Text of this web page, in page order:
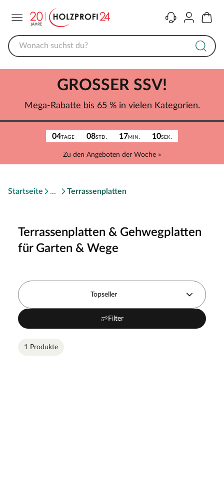
KontaktKonto
04TAGE 08STD. 17MIN. 10SEK.
Zu den Angeboten der Woche »
GROSSER SSV!
Mega-Rabatte bis 65 % in vielen Kategorien.
Startseite Terrassenplatten
Terrassenplatten & Gehwegplatten
für Garten & Wege
Topseller
Filter
1 Produkte